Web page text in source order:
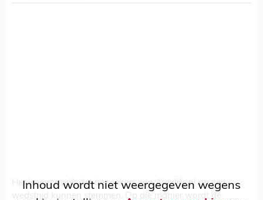
Inhoud wordt niet weergegeven wegens
Het is vaste prik dat bezoekers van Ajaxlife.nl na een
wedstrijd kunnen stemmen. Op die manier wordt de